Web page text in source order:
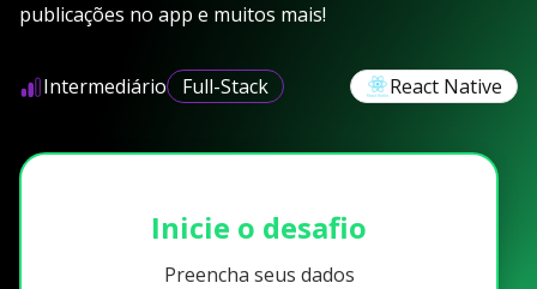
publicações no app e muitos mais!
Intermediário Full-Stack React Native
Inicie o desafio
Preencha seus dados